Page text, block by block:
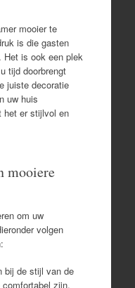
mooier te
is die gasten
is ook een plek
tijd doorbrengt
juiste decoratie
uw huis
het er stijlvol en
mooiere
om uw
volgen
bij de stijl van de
zijn,